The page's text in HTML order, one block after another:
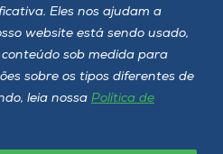
Eles nos ajudam a
website está sendo usado,
sob medida para
sobre os tipos diferentes de
leia nossa Política de